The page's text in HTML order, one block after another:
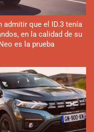
admitir que el ID.3 tenía
en la calidad de su
es la prueba